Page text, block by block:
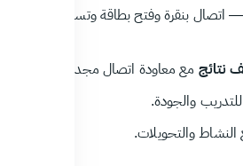
اتصال بنقرة وفتح بطاقة وتسجيل
نتائج مع معاودة اتصال مجدولة.
للتدريب والجودة.
النشاط والتحويلات.